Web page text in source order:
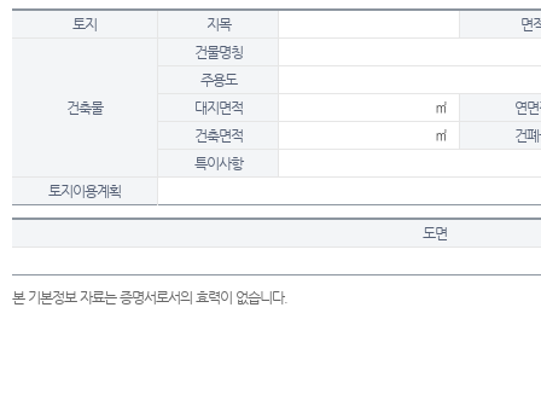
토지 지목 면
건축물
건물명칭
주용도
대지면적
㎡
연
건축면적
㎡
건
특이사항
토지이용계획
도면
본 기본정보 자료는 증명서로서의 효력이 없습니다.